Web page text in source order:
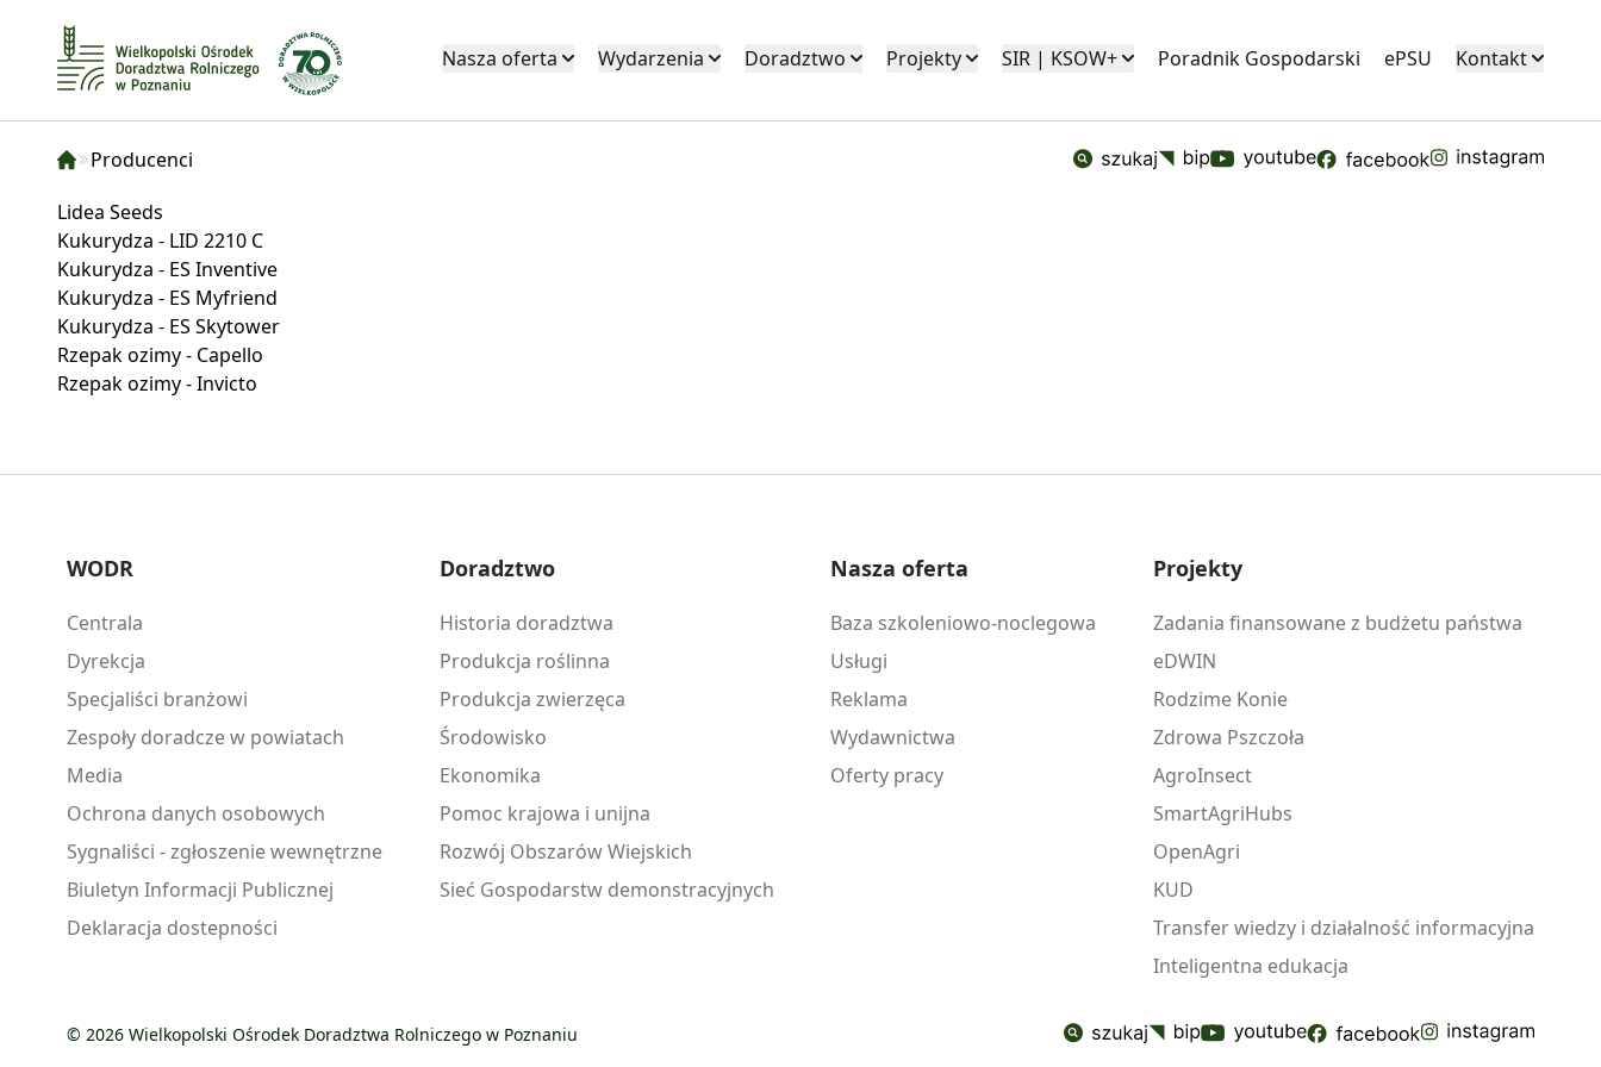
Nasza oferta Wydarzenia Doradztwo Projekty SIR | KSOW+ Poradnik Gospodarski ePSU Kontakt
Producenci
Lidea Seeds
Kukurydza - LID 2210 C
Kukurydza - ES Inventive
Kukurydza - ES Myfriend
Kukurydza - ES Skytower
Rzepak ozimy - Capello
Rzepak ozimy - Invicto
WODR
Centrala
Dyrekcja
Specjaliści branżowi
Zespoły doradcze w powiatach
Media
Ochrona danych osobowych
Sygnaliści - zgłoszenie wewnętrzne
Biuletyn Informacji Publicznej
Deklaracja dostepności
Doradztwo
Historia doradztwa
Produkcja roślinna
Produkcja zwierzęca
Środowisko
Ekonomika
Pomoc krajowa i unijna
Rozwój Obszarów Wiejskich
Sieć Gospodarstw demonstracyjnych
Nasza oferta
Baza szkoleniowo-noclegowa
Usługi
Reklama
Wydawnictwa
Oferty pracy
Projekty
Zadania finansowane z budżetu państwa
eDWIN
Rodzime Konie
Zdrowa Pszczoła
AgroInsect
SmartAgriHubs
OpenAgri
KUD
Transfer wiedzy i działalność informacyjna
Inteligentna edukacja
© 2026 Wielkopolski Ośrodek Doradztwa Rolniczego w Poznaniu